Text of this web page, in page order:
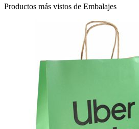
Productos más vistos de Embalajes